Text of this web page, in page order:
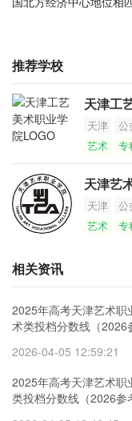
推荐学校
天津工
天津
公
艺术
专
天津艺
天津
公
艺术
专
相关资讯
2025年高考天津艺术职
术类投档分数线（2026
2026-04-05 12:59:21
2025年高考天津艺术职
类投档分数线（2026参